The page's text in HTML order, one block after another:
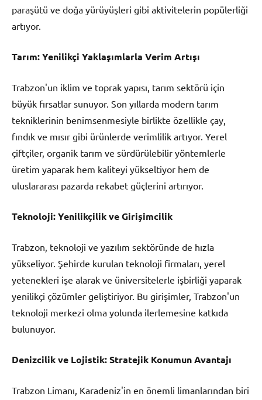
paraşütü ve doğa yürüyüşleri gibi aktivitelerin popülerliği
artıyor.
Tarım: Yenilikçi Yaklaşımlarla Verim Artışı
Trabzon'un iklim ve toprak yapısı, tarım sektörü için
büyük fırsatlar sunuyor. Son yıllarda modern tarım
tekniklerinin benimsenmesiyle birlikte özellikle çay,
fındık ve mısır gibi ürünlerde verimlilik artıyor. Yerel
çiftçiler, organik tarım ve sürdürülebilir yöntemlerle
üretim yaparak hem kaliteyi yükseltiyor hem de
uluslararası pazarda rekabet güçlerini artırıyor.
Teknoloji: Yenilikçilik ve Girişimcilik
Trabzon, teknoloji ve yazılım sektöründe de hızla
yükseliyor. Şehirde kurulan teknoloji firmaları, yerel
yetenekleri işe alarak ve üniversitelerle işbirliği yaparak
yenilikçi çözümler geliştiriyor. Bu girişimler, Trabzon'un
teknoloji merkezi olma yolunda ilerlemesine katkıda
bulunuyor.
Denizcilik ve Lojistik: Stratejik Konumun Avantajı
Trabzon Limanı, Karadeniz'in en önemli limanlarından biri